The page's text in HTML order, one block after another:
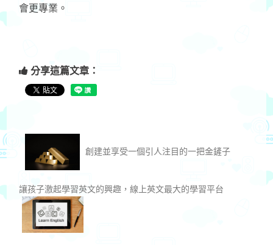
會更專業。
分享這篇文章：
創建並享受一個引人注目的一把金鏟子
讓孩子激起學習英文的興趣，線上英文最大的學習平台